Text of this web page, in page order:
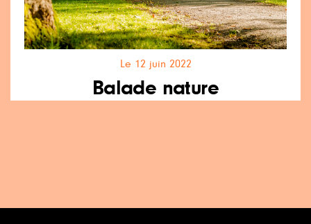
Le 12 juin 2022
Balade nature